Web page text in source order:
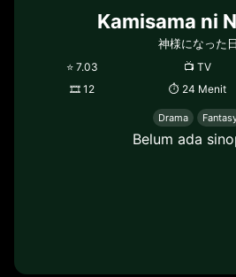
Kamisama ni
神様になった日
⭐7.03 📺TV
🎞12 ⏱ 24 Menit
Drama
Belum ada